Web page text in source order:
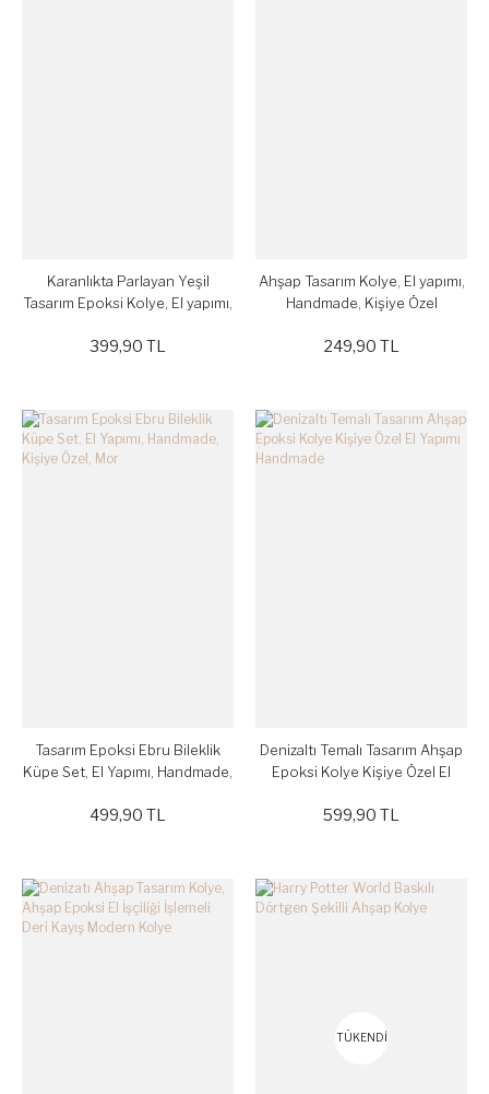
Karanlıkta Parlayan Yeşil
Tasarım Epoksi Kolye, El yapımı,
399,90 TL
Ahşap Tasarım Kolye, El yapımı,
Handmade, Kişiye Özel
249,90 TL
Tasarım Epoksi Ebru Bileklik
Küpe Set, El Yapımı, Handmade,
499,90 TL
Denizaltı Temalı Tasarım Ahşap
Epoksi Kolye Kişiye Özel El
599,90 TL
TÜKENDİ